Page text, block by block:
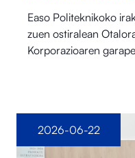
Easo Politeknikoko
zuen ostiralean
Korporazioaren
2026-06-22